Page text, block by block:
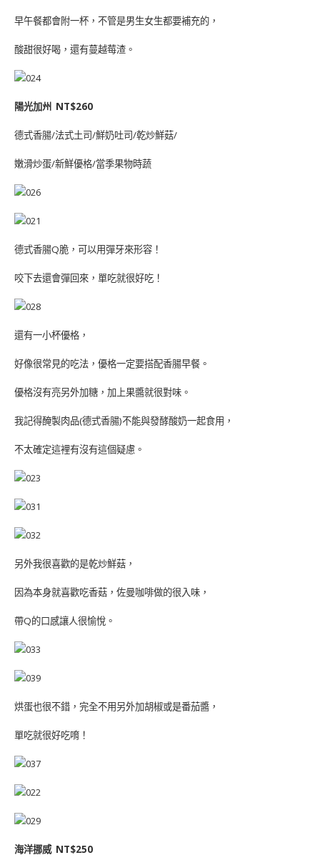
早午餐都會附一杯，不管是男生女生都要補充的，
酸甜很好喝，還有蔓越莓渣。
陽光加州 NT$260
德式香腸/法式土司/鮮奶吐司/乾炒鮮菇/
嫩滑炒蛋/新鮮優格/當季果物時蔬
德式香腸Q脆，可以用彈牙來形容！
咬下去還會彈回來，單吃就很好吃！
還有一小杯優格，
好像很常見的吃法，優格一定要搭配香腸早餐。
優格沒有亮另外加糖，加上果醬就很對味。
我記得醃製肉品(德式香腸)不能與發酵酸奶一起食用，
不太確定這裡有沒有這個疑慮。
另外我很喜歡的是乾炒鮮菇，
因為本身就喜歡吃香菇，佐曼咖啡做的很入味，
帶Q的口感讓人很愉悅。
烘蛋也很不錯，完全不用另外加胡椒或是番茄醬，
單吃就很好吃唷！
海洋挪威 NT$250